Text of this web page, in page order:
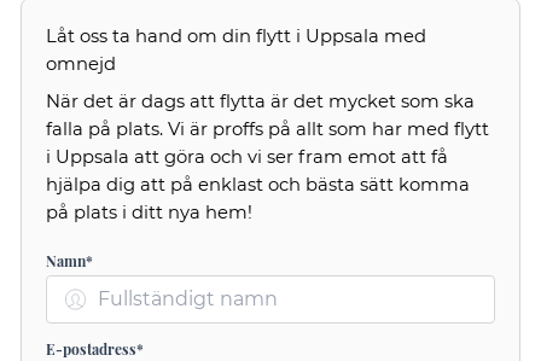
Låt oss ta hand om din flytt i Uppsala med
omnejd
När det är dags att flytta är det mycket som ska
falla på plats. Vi är proffs på allt som har med flytt
i Uppsala att göra och vi ser fram emot att få
hjälpa dig att på enklast och bästa sätt komma
på plats i ditt nya hem!
Namn*
E-postadress*